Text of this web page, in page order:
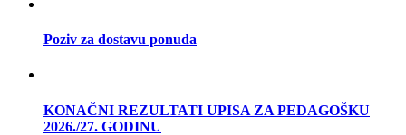
Poziv za dostavu ponuda
KONAČNI REZULTATI UPISA ZA PEDAGOŠKU
2026./27. GODINU